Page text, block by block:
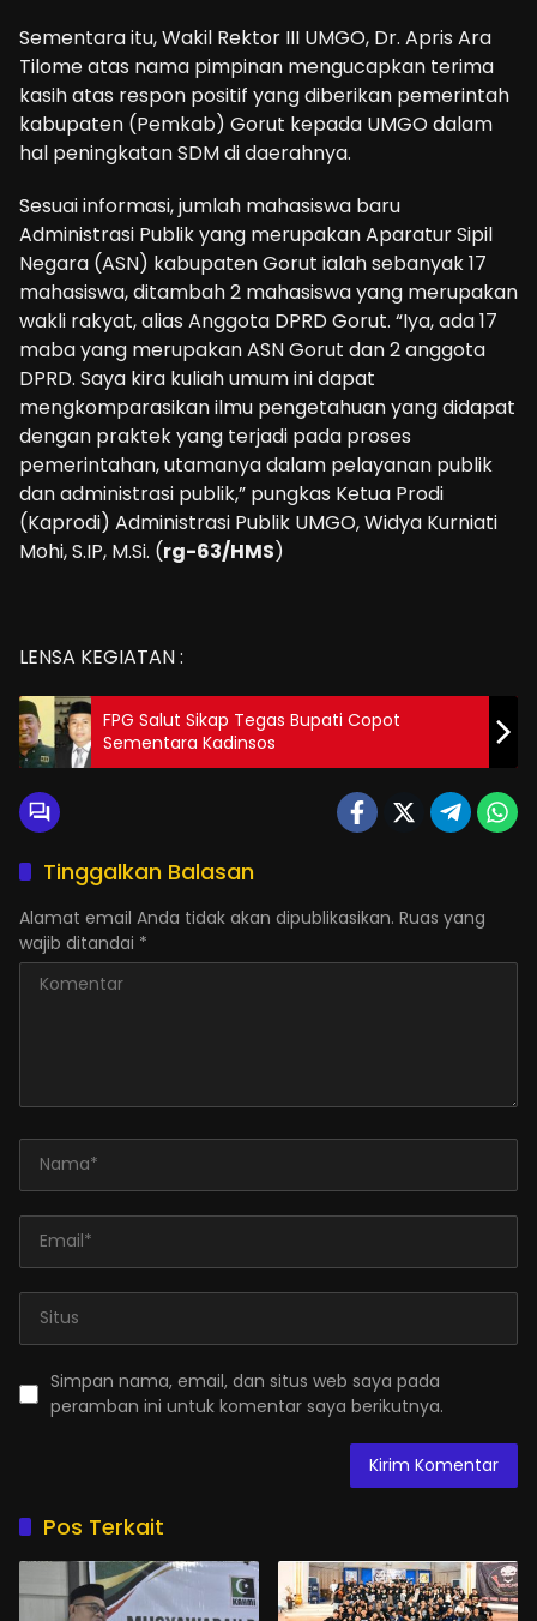
Sementara itu, Wakil Rektor III UMGO, Dr. Apris Ara
Tilome atas nama pimpinan mengucapkan terima
kasih atas respon positif yang diberikan pemerintah
kabupaten (Pemkab) Gorut kepada UMGO dalam
hal peningkatan SDM di daerahnya.
Sesuai informasi, jumlah mahasiswa baru
Administrasi Publik yang merupakan Aparatur Sipil
Negara (ASN) kabupaten Gorut ialah sebanyak 17
mahasiswa, ditambah 2 mahasiswa yang merupakan
wakli rakyat, alias Anggota DPRD Gorut. “Iya, ada 17
maba yang merupakan ASN Gorut dan 2 anggota
DPRD. Saya kira kuliah umum ini dapat
mengkomparasikan ilmu pengetahuan yang didapat
dengan praktek yang terjadi pada proses
pemerintahan, utamanya dalam pelayanan publik
dan administrasi publik,” pungkas Ketua Prodi
(Kaprodi) Administrasi Publik UMGO, Widya Kurniati
Mohi, S.IP, M.Si. (rg-63/HMS)
LENSA KEGIATAN :
FPG Salut Sikap Tegas Bupati Copot
Sementara Kadinsos
Tinggalkan Balasan
Alamat email Anda tidak akan dipublikasikan. Ruas yang
wajib ditandai *
Simpan nama, email, dan situs web saya pada
peramban ini untuk komentar saya berikutnya.
Pos Terkait